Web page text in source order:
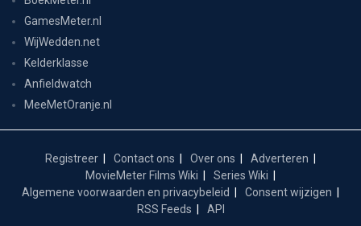
GamesMeter.nl
WijWedden.net
Kelderklasse
Anfieldwatch
MeeMetOranje.nl
Registreer Contact ons Over ons
Adverteren
MovieMeter Films Wiki
Series Wiki
Algemene voorwaarden en privacybeleid
Consent wijzigen
RSS Feeds
API